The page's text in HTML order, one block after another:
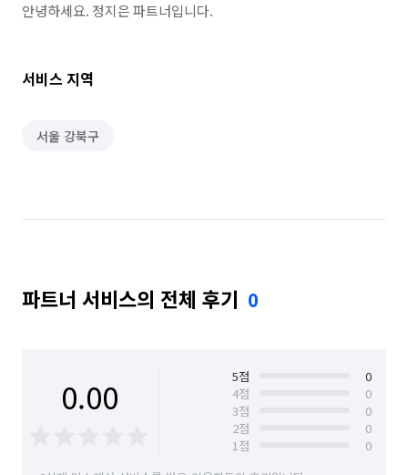
안녕하세요. 정지은 파트너입니다.
서비스 지역
서울 강북구
파트너 서비스의 전체 후기 0
0.00 5점
0
4점
0
3점
0
2점
0
1점
0